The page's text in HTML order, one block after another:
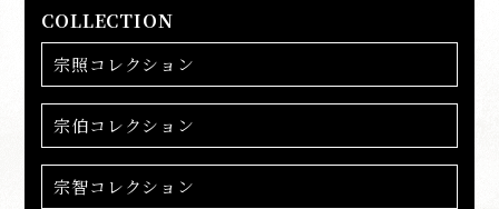
COLLECTION
宗照コレクション
宗伯コレクション
宗智コレクション